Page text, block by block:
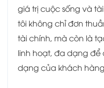
giá trị cuộc sống và
tôi không chỉ đơn
tài chính, mà còn là
linh hoạt, đa dạng
dạng của khách